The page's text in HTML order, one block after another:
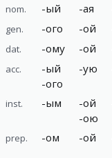
nom.
-ый -ая
gen. -ого -ой
dat. -ому -ой
acc. -ый
-ого
-ую
inst. -ым -ой
-ою
prep. -ом -ой